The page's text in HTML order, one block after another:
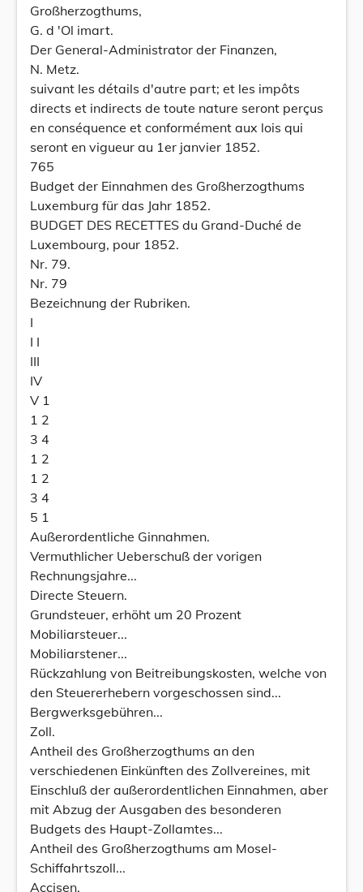
Großherzogthums,
G. d 'Ol imart.
Der General-Administrator der Finanzen,
N. Metz.
suivant les détails d'autre part; et les impôts
directs et indirects de toute nature seront perçus
en conséquence et conformément aux lois qui
seront en vigueur au 1er janvier 1852.
765
Budget der Einnahmen des Großherzogthums
Luxemburg für das Jahr 1852.
BUDGET DES RECETTES du Grand-Duché de
Luxembourg, pour 1852.
Nr. 79.
Nr. 79
Bezeichnung der Rubriken.
I
I I
III
IV
V 1
1 2
3 4
1 2
1 2
3 4
5 1
Außerordentliche Ginnahmen.
Vermuthlicher Ueberschuß der vorigen
Rechnungsjahre...
Directe Steuern.
Grundsteuer, erhöht um 20 Prozent
Mobiliarsteuer...
Mobiliarstener...
Rückzahlung von Beitreibungskosten, welche von
den Steuererhebern vorgeschossen sind...
Bergwerksgebühren...
Zoll.
Antheil des Großherzogthums an den
verschiedenen Einkünften des Zollvereines, mit
Einschluß der außerordentlichen Einnahmen, aber
mit Abzug der Ausgaben des besonderen
Budgets des Haupt-Zollamtes...
Antheil des Großherzogthums am Mosel-
Schiffahrtszoll...
Accisen.